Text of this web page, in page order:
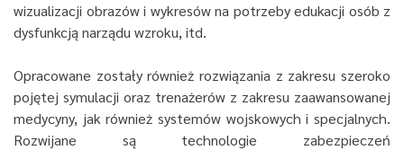
wizualizacji obrazów i wykresów na potrzeby edukacji osób z
dysfunkcją narządu wzroku, itd.
Opracowane zostały również rozwiązania z zakresu szeroko
pojętej symulacji oraz trenażerów z zakresu zaawansowanej
medycyny, jak również systemów wojskowych i specjalnych.
Rozwijane są technologie zabezpieczeń